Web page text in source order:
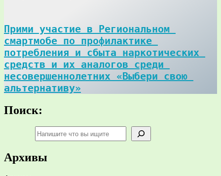
Прими участие в Региональном
смартмобе по профилактике
потребления и сбыта наркотических
средств и их аналогов среди
несовершеннолетних «Выбери свою
альтернативу»
Поиск:
Архивы